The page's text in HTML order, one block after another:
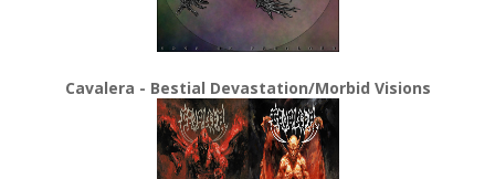
Cavalera - Bestial Devastation/Morbid Visions